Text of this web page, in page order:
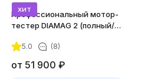
хит
Профессиональный мотор-
тестер DIAMAG 2 (полный/
5.0 (8)
от 51 900 ₽